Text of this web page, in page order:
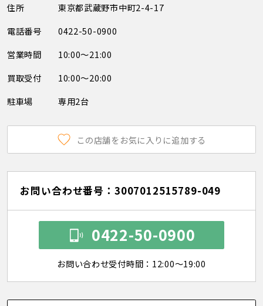
住所
東京都武蔵野市中町2-4-17
電話番号
0422-50-0900
営業時間
10:00～21:00
買取受付
10:00～20:00
駐車場
専用2台
この店舗をお気に入りに追加する
お問い合わせ番号：3007012515789-049
0422-50-0900
お問い合わせ受付時間：12:00～19:00